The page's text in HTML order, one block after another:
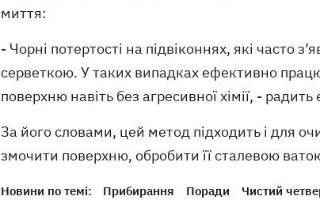
миття:
- Чорні потертості на підвіконнях, які часто
серветкою. У таких випадках ефективно
поверхню навіть без агресивної хімії, - радить
За його словами, цей метод підходить і для
змочити поверхню, обробити її сталевою
Новини по темі: Прибирання Поради Чистий